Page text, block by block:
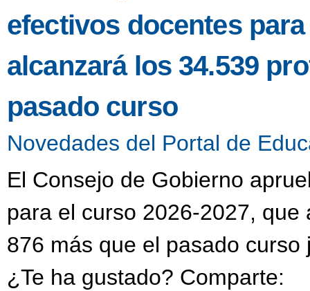
efectivos docentes
alcanzará los 34.539
pasado curso
Novedades del Portal de
El Consejo de Gobierno
para el curso 2026-2027,
876 más que el pasado
¿Te ha gustado? Comparte: